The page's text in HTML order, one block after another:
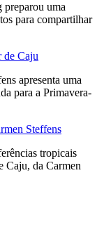
preparou uma
para compartilhar
de Caju
apresenta uma
para a Primavera-
Steffens
tropicais
Caju, da Carmen